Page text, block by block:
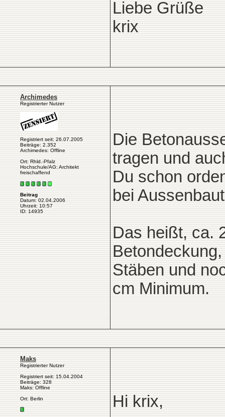
Liebe Grüße
krix
Archimedes
Registrierter Nutzer
Registriert seit: 26.07.2005
Beiträge: 2.352
Archimedes: Offline
Ort: Rhld.-Pfalz
Hochschule/AG: Architekt
freischaffend
Beitrag
Datum: 02.04.2006
Uhrzeit: 10:57
ID: 14935
Die
tragen und
Du schon
bei
Das heißt, ca.
Stäben und
cm Minimum.
Maks
Registrierter Nutzer
Registriert seit: 15.04.2004
Beiträge: 328
Maks: Offline
Ort: Berlin
Hi krix,